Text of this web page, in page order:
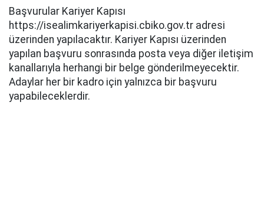
Başvurular Kariyer Kapısı
https://isealimkariyerkapisi.cbiko.gov.tr adresi
üzerinden yapılacaktır. Kariyer Kapısı üzerinden
yapılan başvuru sonrasında posta veya diğer iletişim
kanallarıyla herhangi bir belge gönderilmeyecektir.
Adaylar her bir kadro için yalnızca bir başvuru
yapabileceklerdir.